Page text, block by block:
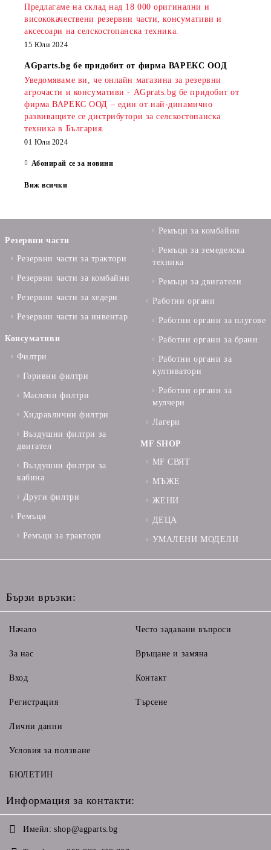
Предлагаме на склад над 18 000 оригинални и
висококачествени резервни части, консумативи и
аксесоари на селскостопанска техника.
15 Юли 2024
AGparts.bg бе придобит от фирма ВАРЕКС ООД
Уведомяваме ви, че онлайн магазина за резервни
агрочасти и консумативи - AGprats.bg бе придобит от
фирма ВАРЕКС ООД – един от най-динамично
развиващите се дистрибутори за селскостопанска
техника в България.
01 Юли 2024
Абонирай се за новини
Виж всички
Резервни части
Резервни части за трактори
Резервни части за комбайни
Резервни части за хедери
Резервни части за инвентар
Консумативи
Филтри
Горивни филтри
Маслени филтри
Хидравлични филтри
Въздушни филтри за
двигател
Въздушни филтри за
кабина
Други филтри
Ремъци
Ремъци за трактори
Ремъци за комбайни
Ремъци за земеделска
техника
Ремъци за двигатели
Работни органи
Работни органи за плугове
Работни органи за брани
Работни органи за
култиватори
Работни органи за
мулчери
Лагери
MF SHOP
MF СВЯТ
МЪЖЕ
ЖЕНИ
ДЕЦА
УМАЛЕНИ МОДЕЛИ
Бързи връзки:
Начало
За нас
Вход
Регистрация
Често задавани въпроси
Връщане и замяна
Контакт
Търсене
Лични данни
Условия за ползване
БЮЛЕТИН
Информация за контакти:
Имейл: shop@agparts.bg